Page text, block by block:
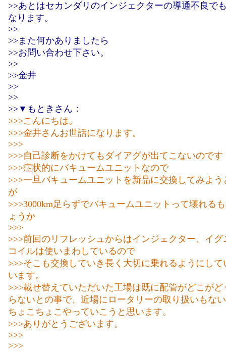
>>あとはセカンダリのインジェクターの導通不良で
なります。
>>
>>また何かありましたら
>>お問い合わせ下さい。
>>
>>金井
>>
>>
>>▼もときさん：
>>>こんにちは。
>>>金井さんお世話になります。
>>>
>>>自己診断をかけてもダイアグが出てこないのです
>>>症状的にバキュームユニットなので
>>>一旦バキュームユニットを新品に交換してみよう
が
>>>3000km足らずでバキュームユニットって壊れる
ょうか
>>>
>>>前回のリフレッシュからはインジェクター、イグ
コイルは使いまわしているので
>>>そこも交換していき長く大切に乗れるようにして
います。
>>>載せ替えていただいた工場は既に配管がどこがど
らないとの事で、近場にロータリーの取り扱いもな
ちょこちょこやっていこうと思います。
>>>ありがとうございます。
>>>
>>>